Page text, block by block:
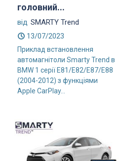
головний...
від SMARTY Trend
13/07/2023
Приклад встановлення
автомагнітоли Smarty Trend в
BMW 1 серії E81/E82/E87/E88
(2004-2012) з функціями
Apple CarPlay...